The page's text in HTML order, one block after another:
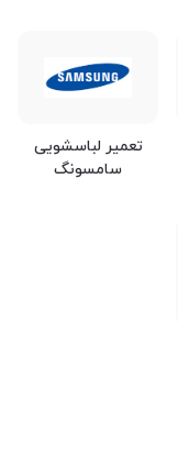
تعمیر لباسشویی
سامسونگ